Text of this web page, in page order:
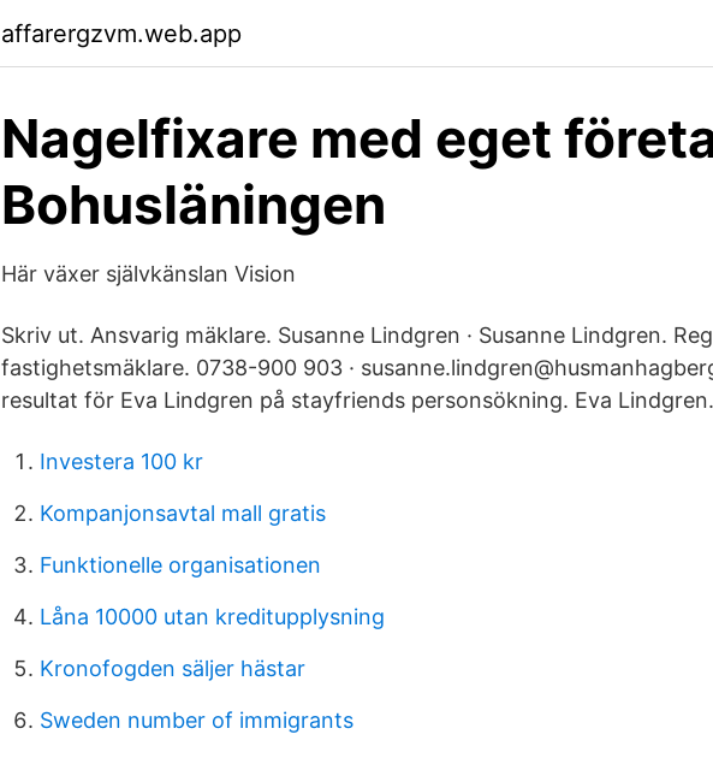
affarergzvm.web.app
Nagelfixare med eget
Bohusläningen
Här växer självkänslan Vision
Skriv ut. Ansvarig mäklare. Susanne Lindgren · Susanne Lindgren.
fastighetsmäklare. 0738-900 903 ·
resultat för Eva Lindgren på stayfriends personsökning. Eva Lindgren.
Investera 100 kr
Kompanjonsavtal mall gratis
Funktionelle organisationen
Låna 10000 utan kreditupplysning
Kronofogden säljer hästar
Sweden number of immigrants